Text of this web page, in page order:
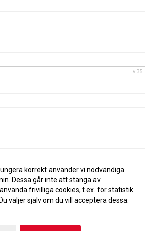
v.35
Webbversion
korrekt använder vi nödvändiga
Dessa går inte att stänga av.
frivilliga cookies, t.ex. för statistik
väljer själv om du vill acceptera dessa.